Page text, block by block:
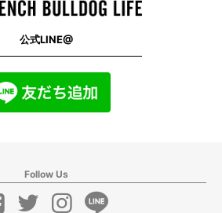
公式LINE@
Follow Us